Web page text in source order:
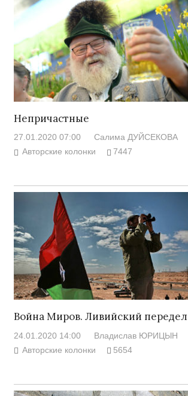
Непричастные
27.01.2020 07:00
Салима ДУЙСЕКОВА
Авторские колонки
7447
Война Миров. Ливийский передел
24.01.2020 14:00
Владислав ЮРИЦЫН
Авторские колонки
5654